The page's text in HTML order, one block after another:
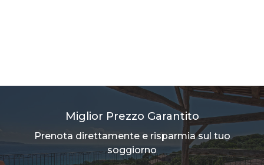
Miglior Prezzo Garantito
Prenota direttamente e risparmia sul tuo
soggiorno